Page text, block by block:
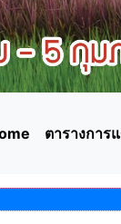
ตารางการ